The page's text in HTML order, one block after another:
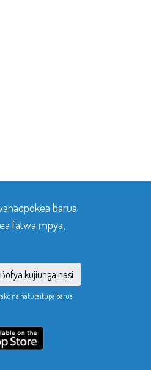
barua
fatwa mpya,
Bofya kujiunga nasi
na hatutaitupa barua